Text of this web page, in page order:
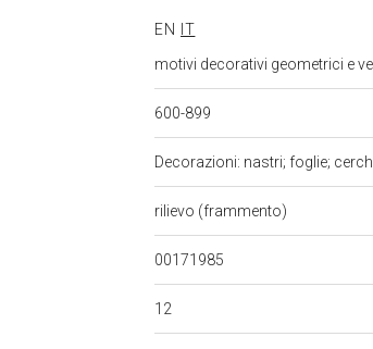
EN
IT
motivi decorativi geometrici e
600-899
Decorazioni: nastri; foglie;
rilievo (frammento)
00171985
12